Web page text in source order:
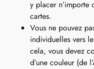
y placer
cartes.
Vous ne pouvez
individuelles vers
cela, vous devez
d’une couleur (de